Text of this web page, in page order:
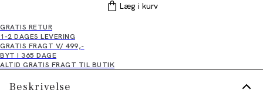
Læg i kurv
GRATIS RETUR
1-2 DAGES LEVERING
GRATIS FRAGT V/ 499,-
BYT I 365 DAGE
ALTID GRATIS FRAGT TIL BUTIK
Beskrivelse